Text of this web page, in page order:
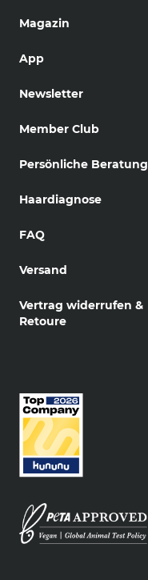
Magazin
App
Newsletter
Member Club
Persönliche Beratung
Haardiagnose
FAQ
Versand
Vertrag widerrufen &
Retoure